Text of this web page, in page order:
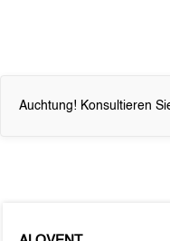
Auchtung! Konsultieren